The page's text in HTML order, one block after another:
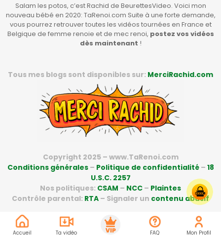
Accueil Ta vidéo FAQ Mon Profil
Salam les potos, c’est Rachid de BeurettesVideo. Voici mon
nouveau bébé en 2020: TaRenoi.com Suite à une forte demande,
vous pourrez retrouver toutes les vidéos tournées en France et
Belgique de femme renoie et de mec renoi, postez vos vidéos
dès maintenant !
Tous mes blogs sont disponibles sur: MerciRachid.com
Copyright 2025 – www.TaRenoi.com
Conditions générales– Politique de confidentialité– 18
U.S.C. 2257
Nos politiques: CSAM – NCC – Plaintes
Contrôle parental: RTA – Signaler un contenu abusif